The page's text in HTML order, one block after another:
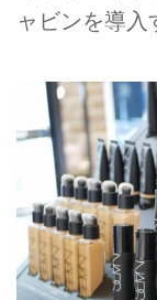
ャビンを導入